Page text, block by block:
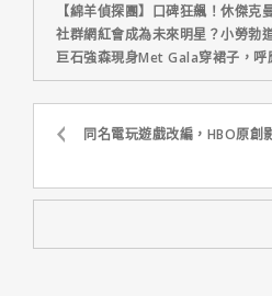
【綿羊偵探團】口碑狂飆！休傑
社群網紅會成為未來明星？小勞勃
巨石強森現身Met Gala穿裙子，呼
同名電玩遊戲改編，HBO原創